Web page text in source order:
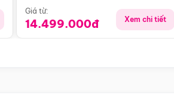
Giá từ:
14.499.000đ Xem chi tiết